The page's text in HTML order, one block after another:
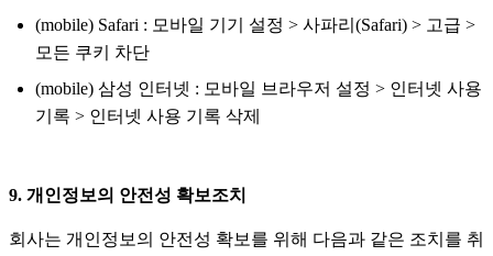
(mobile) Safari : 모바일 기기 설정 > 사파리(Safari) > 고급 >
모든 쿠키 차단
(mobile) 삼성 인터넷 : 모바일 브라우저 설정 > 인터넷 사용
기록 > 인터넷 사용 기록 삭제
9. 개인정보의 안전성 확보조치
회사는 개인정보의 안전성 확보를 위해 다음과 같은 조치를 취